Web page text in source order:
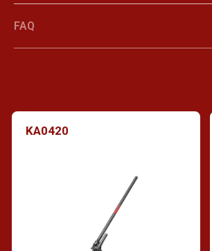
FAQ
KA0420